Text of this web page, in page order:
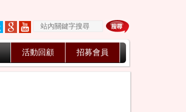
活動回顧 招募會員